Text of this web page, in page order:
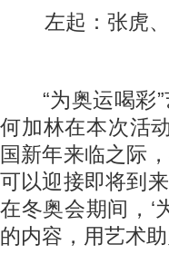
左起：张虎、
“为奥运喝彩”
何加林在本次活
国新年来临之际
可以迎接即将到
在冬奥会期间，‘
的内容，用艺术